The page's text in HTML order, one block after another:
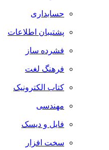
حسابداری
پشتیبان اطلاعات
فشرده ساز
فرهنگ لغت
کتاب الکترونیک
مهندسی
فایل و دیسک
سخت افزار